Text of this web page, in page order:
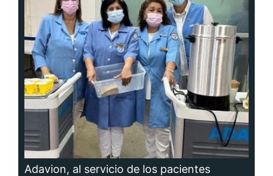
Adavion, al servicio de los pacientes